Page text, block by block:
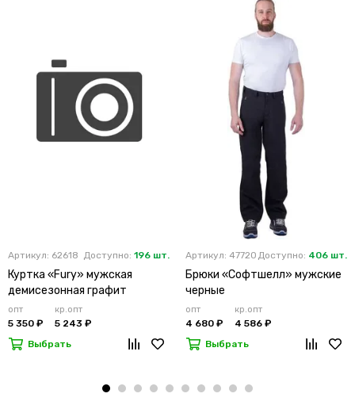
Артикул: 62618 Доступно: 196 шт.
Куртка «Fury» мужская
демисезонная графит
опт
5 350 ₽
кр.опт
5 243 ₽
Выбрать
Артикул: 47720 Доступно: 406 шт.
Брюки «Софтшелл» мужские
черные
опт
4 680 ₽
кр.опт
4 586 ₽
Выбрать